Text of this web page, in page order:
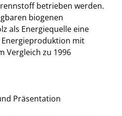
betrieben werden.
biogenen
als Energiequelle eine
mit
Vergleich zu 1996
Präsentation